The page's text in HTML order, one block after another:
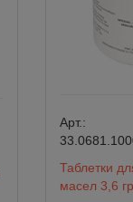
Арт.:
Таблетки
масел 3,6